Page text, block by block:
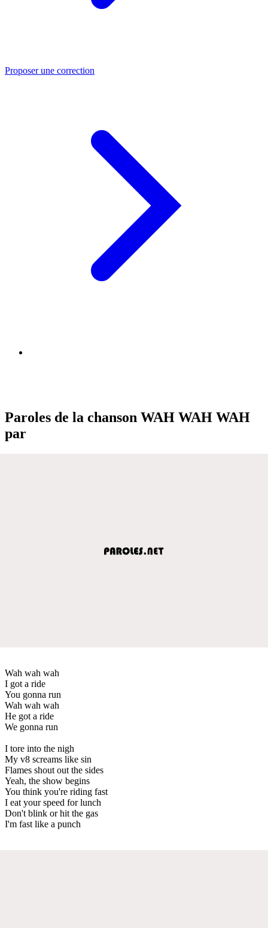
Proposer une correction
Paroles de la chanson WAH WAH WAH
par
Wah wah wah
I got a ride
You gonna run
Wah wah wah
He got a ride
We gonna run
I tore into the nigh
My v8 screams like sin
Flames shout out the sides
Yeah, the show begins
You think you're riding fast
I eat your speed for lunch
Don't blink or hit the gas
I'm fast like a punch